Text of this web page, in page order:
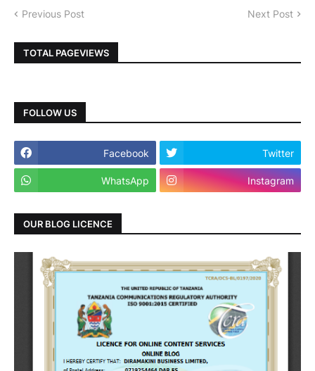
Previous Post Next Post
TOTAL PAGEVIEWS
FOLLOW US
Facebook Twitter
WhatsApp Instagram
OUR BLOG LICENCE